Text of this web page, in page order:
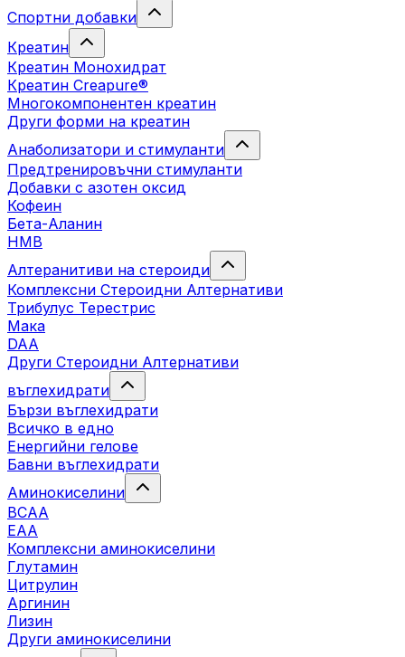
Спортни добавки
Креатин
Креатин Монохидрат
Креатин Creapure®
Многокомпонентен креатин
Други форми на креатин
Анаболизатори и стимуланти
Предтренировъчни стимуланти
Добавки с азотен оксид
Кофеин
Бета-Аланин
HMB
Алтеранитиви на стероиди
Комплексни Стероидни Алтернативи
Трибулус Терестрис
Maка
DAA
Други Стероидни Алтернативи
въглехидрати
Бързи въглехидрати
Всичко в едно
Енергийни гелове
Бавни въглехидрати
Аминокиселини
BCAA
EAA
Комплексни аминокиселини
Глутамин
Цитрулин
Аргинин
Лизин
Други аминокиселини